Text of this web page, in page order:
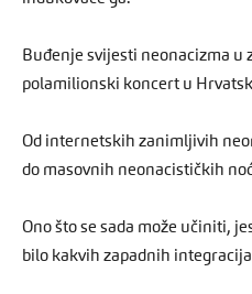
Buđenje svijesti neonacizma u
polamilionski koncert u
Od internetskih zanimljivih
do masovnih neonacističkih
Ono što se sada može učiniti,
bilo kakvih zapadnih